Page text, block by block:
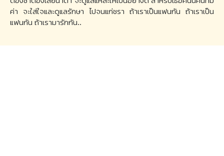
ค่า จะใส่ใจและดูแลรักษา ไปจนแก่ชรา ถ้าเราเป็นแฟนกัน ถ้าเราเป็น
แฟนกัน ถ้าเรามารักกัน..